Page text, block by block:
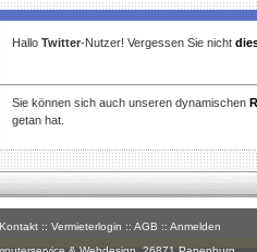
Hallo Twitter-Nutzer! Vergessen Sie nicht
Sie können sich auch unseren dynamischen
getan hat.
Kontakt :: Vermieterlogin :: AGB :: Anmelden